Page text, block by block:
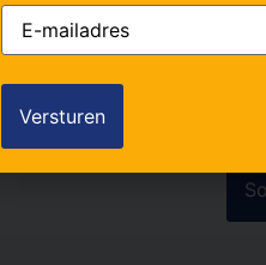
Facebook
E-
mailadres(Vereist)